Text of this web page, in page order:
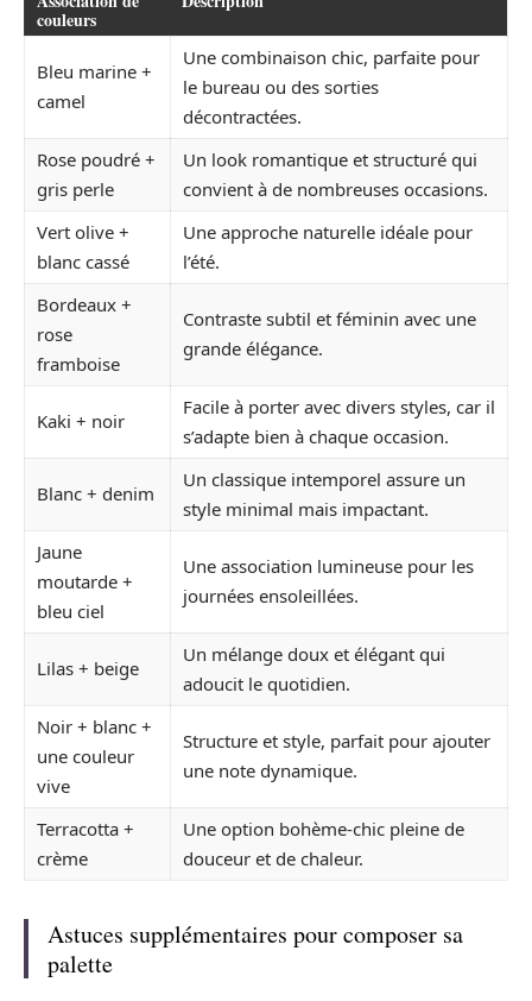
couleurs
Bleu marine +
camel
Une combinaison chic, parfaite pour
le bureau ou des sorties
décontractées.
Rose poudré +
gris perle
Un look romantique et structuré qui
convient à de nombreuses occasions.
Vert olive +
blanc cassé
Une approche naturelle idéale pour
l’été.
Bordeaux +
rose
framboise
Contraste subtil et féminin avec une
grande élégance.
Kaki + noir
Facile à porter avec divers styles, car il
s’adapte bien à chaque occasion.
Blanc + denim
Un classique intemporel assure un
style minimal mais impactant.
Jaune
moutarde +
bleu ciel
Une association lumineuse pour les
journées ensoleillées.
Lilas + beige
Un mélange doux et élégant qui
adoucit le quotidien.
Noir + blanc +
une couleur
vive
Structure et style, parfait pour ajouter
une note dynamique.
Terracotta +
crème
Une option bohème-chic pleine de
douceur et de chaleur.
Astuces supplémentaires pour composer sa
palette